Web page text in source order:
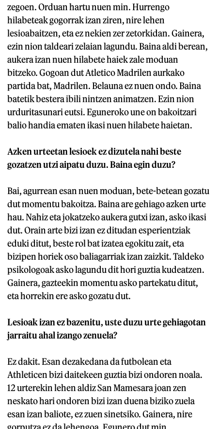
zegoen. Orduan hartu nuen min. Hurrengo
hilabeteak gogorrak izan ziren, nire lehen
lesioabaitzen, eta ez nekien zer zetorkidan. Gainera,
ezin nion taldeari zelaian lagundu. Baina aldi berean,
aukera izan nuen hilabete haiek zale moduan
bitzeko. Gogoan dut Atletico Madrilen aurkako
partida bat, Madrilen. Belauna ez nuen ondo. Baina
batetik bestera ibili nintzen animatzen. Ezin nion
urduritasunari eutsi. Eguneroko une on bakoitzari
balio handia ematen ikasi nuen hilabete haietan.
Azken urteetan lesioek ez dizutela nahi beste
gozatzen utzi aipatu duzu. Baina egin duzu?
Bai, agurrean esan nuen moduan, bete-betean gozatu
dut momentu bakoitza. Baina are gehiago azken urte
hau. Nahiz eta jokatzeko aukera gutxi izan, asko ikasi
dut. Orain arte bizi izan ez ditudan esperientziak
eduki ditut, beste rol bat izatea egokitu zait, eta
bizipen horiek oso baliagarriak izan zaizkit. Taldeko
psikologoak asko lagundu dit hori guztia kudeatzen.
Gainera, gazteekin momentu asko partekatu ditut,
eta horrekin ere asko gozatu dut.
Lesioak izan ez bazenitu, uste duzu urte gehiagotan
jarraitu ahal izango zenuela?
Ez dakit. Esan dezakedana da futbolean eta
Athleticen bizi daitekeen guztia bizi ondoren noala.
12 urterekin lehen aldiz San Mamesara joan zen
neskato hari ondoren bizi izan duena biziko zuela
esan izan baliote, ez zuen sinetsiko. Gainera, nire